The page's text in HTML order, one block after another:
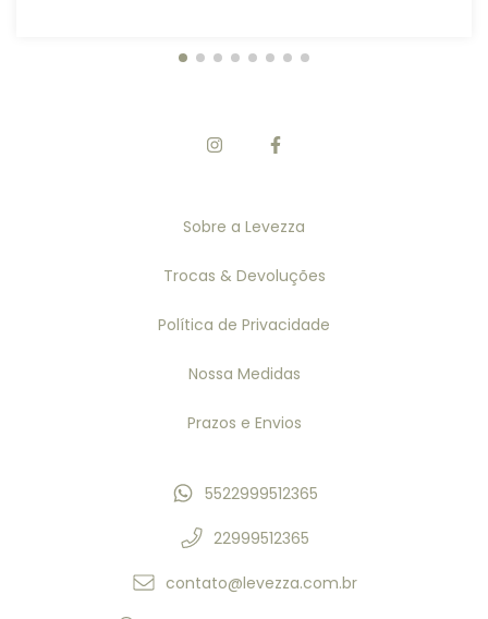
Sobre a Levezza
Trocas & Devoluções
Política de Privacidade
Nossa Medidas
Prazos e Envios
5522999512365
22999512365
contato@levezza.com.br